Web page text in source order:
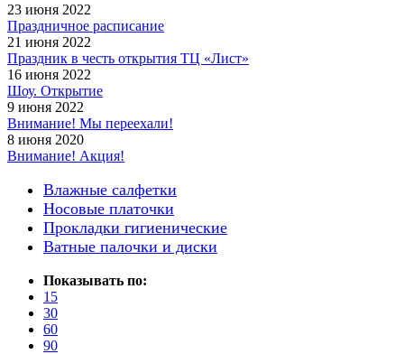
23 июня 2022
Праздничное расписание
21 июня 2022
Праздник в честь открытия ТЦ «Лист»
16 июня 2022
Шоу. Открытие
9 июня 2022
Внимание! Мы переехали!
8 июня 2020
Внимание! Акция!
Влажные салфетки
Носовые платочки
Прокладки гигиенические
Ватные палочки и диски
Показывать по:
15
30
60
90